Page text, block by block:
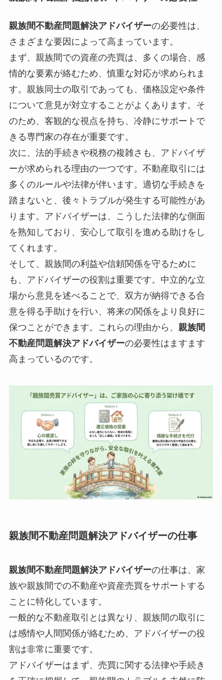
親族間不動産問題解決アドバイザーの必要性は、
さまざまな要因によって高まっています。
まず、親族間での資産の売買は、多くの場合、感
情的な要素が絡むため、慎重な対応が求められま
す。親族同士の取引であっても、価格設定や条件
について意見が対立することがよくあります。そ
のため、客観的な視点を持ち、冷静にサポートで
きる専門家の存在が重要です。
次に、法的手続きや税務の複雑さも、アドバイザ
ーが求められる理由の一つです。不動産取引には
多くのルールや法律が伴います。適切な手続きを
踏まないと、後々トラブルが発生する可能性があ
ります。アドバイザーは、こうした法律的な側面
を熟知しており、安心して取引を進める助けをし
てくれます。
そして、親族間の利益や信頼関係を守るために
も、アドバイザーの役割は重要です。中立的な立
場から意見を述べることで、双方が納得できる合
意を得る手助けを行い、将来の関係をより良好に
保つことができます。これらの理由から、 親族間
不動産問題解決アドバイザーの必要性はますます
高まっているのです。
親族間不動産問題解決アドバイザーの仕事
親族間不動産問題解決アドバイザーの仕事は、家
族や親族間での不動産や資産売買をサポートする
ことに特化しています。
一般的な不動産取引とは異なり、親族間の取引に
は感情や人間関係が絡むため、アドバイザーの役
割は非常に重要です。
アドバイザーはまず、売買に関する法律や手続き